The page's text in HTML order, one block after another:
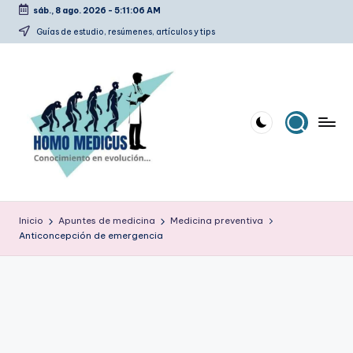
Saltar
sáb., 8 ago. 2026 - 5:11:07 AM
Guías de estudio, resúmenes, artículos y tips
o
m
estudio,
Inicio Apuntes de medicina
Medicina preventiva
Anticoncepción de emergencia